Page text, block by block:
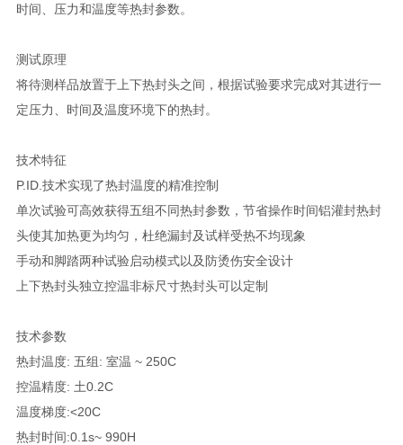
时间、压力和温度等热封参数。
测试原理
将待测样品放置于上下热封头之间，根据试验要求完成对其进行一
定压力、时间及温度环境下的热封。
技术特征
P.ID. 技术实现了热封温度的精准控制
单次试验可高效获得五组不同热封参数，节省操作时间铝灌封热封
头使其加热更为均匀，杜绝漏封及试样受热不均现象
手动和脚踏两种试验启动模式以及防烫伤安全设计
上下热封头独立控温非标尺寸热封头可以定制
技术参数
热封温度: 五组: 室温 ~ 250C
控温精度: 土0.2C
温度梯度:<20C
热封时间:0.1s~ 990H